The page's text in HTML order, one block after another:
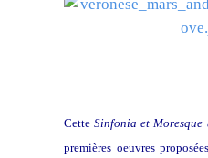
CetteSinfonia et Moresque
premières oeuvres